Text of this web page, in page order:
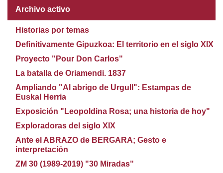
Archivo activo
Historias por temas
Definitivamente Gipuzkoa: El territorio en el siglo XIX
Proyecto "Pour Don Carlos"
La batalla de Oriamendi. 1837
Ampliando "Al abrigo de Urgull": Estampas de
Euskal Herria
Exposición "Leopoldina Rosa; una historia de hoy"
Exploradoras del siglo XIX
Ante el ABRAZO de BERGARA; Gesto e
interpretación
ZM 30 (1989-2019) "30 Miradas"